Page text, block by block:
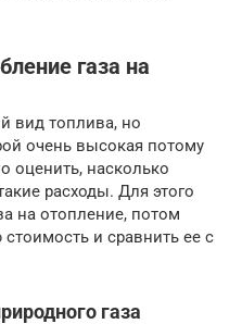
газа на
вид топлива, но
очень высокая потому
оценить, насколько
расходы. Для этого
на отопление, потом
и сравнить ее с
газа